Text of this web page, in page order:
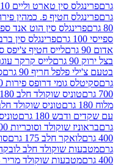
טארט וליים 110 גרם
פ. כמהין פירה 80 גרם
סין הוט אנד ספייסי 110 גרם
פרינגלס סין ברביקיו סטייק 110 גרם
לייס חטיף צ'יפס סטייק פלפל שחור
לייס קרקר עוגת ירקות 90 גרם
חריף 90 גרם
דרופס פירות 50 גרם
שוקולד חלב 180 גרם
טוניס
טוניס שוקולד חלב עם אגוזי לוז 180
180 גרם
וסוכריות 200 גרם
מוטי
חלב 175 גרם
חלב לובקה 400 גרם
שוקולד מריר 55% לובקה 400 גרם